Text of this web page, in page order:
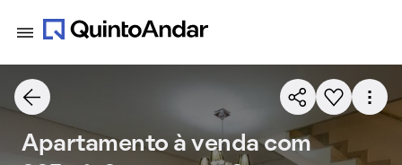
Apartamento à venda com